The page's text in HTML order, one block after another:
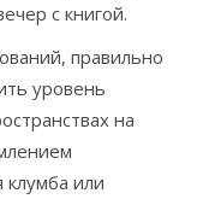
с книгой.
правильно
уровень
на
или